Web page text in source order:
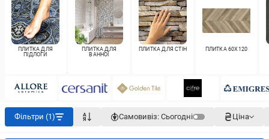
ПЛИТКА ДЛЯ
ПІДЛОГИ
ПЛИТКА ДЛЯ
ВАННОЇ
ПЛИТКА ДЛЯ СТІН ПЛИТКА 60X120
Фільтри (1) Самовивіз: Сьогодні Ціна